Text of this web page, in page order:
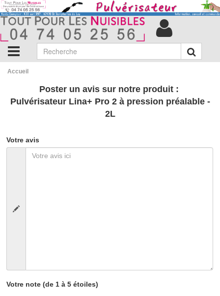
Accueil
Poster un avis sur notre produit :
Pulvérisateur Lina+ Pro 2 à pression préalable -
2L
Votre avis
Votre note (de 1 à 5 étoiles)